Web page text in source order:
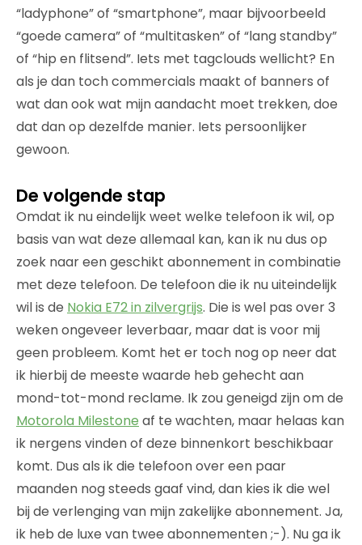
“ladyphone” of “smartphone”, maar bijvoorbeeld
“goede camera” of “multitasken” of “lang standby”
of “hip en flitsend”. Iets met tagclouds wellicht? En
als je dan toch commercials maakt of banners of
wat dan ook wat mijn aandacht moet trekken, doe
dat dan op dezelfde manier. Iets persoonlijker
gewoon.
De volgende stap
Omdat ik nu eindelijk weet welke telefoon ik wil, op
basis van wat deze allemaal kan, kan ik nu dus op
zoek naar een geschikt abonnement in combinatie
met deze telefoon. De telefoon die ik nu uiteindelijk
wil is de Nokia E72 in zilvergrijs. Die is wel pas over 3
weken ongeveer leverbaar, maar dat is voor mij
geen probleem. Komt het er toch nog op neer dat
ik hierbij de meeste waarde heb gehecht aan
mond-tot-mond reclame. Ik zou geneigd zijn om de
Motorola Milestone af te wachten, maar helaas kan
ik nergens vinden of deze binnenkort beschikbaar
komt. Dus als ik die telefoon over een paar
maanden nog steeds gaaf vind, dan kies ik die wel
bij de verlenging van mijn zakelijke abonnement. Ja,
ik heb de luxe van twee abonnementen ;-). Nu ga ik